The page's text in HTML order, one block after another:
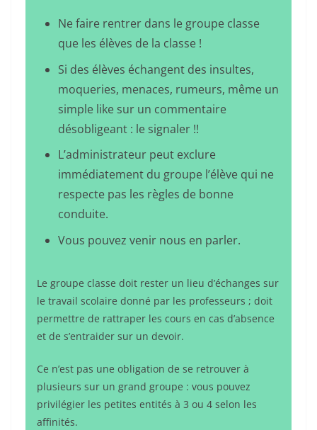
Ne faire rentrer dans le groupe classe
que les élèves de la classe !
Si des élèves échangent des insultes,
moqueries, menaces, rumeurs, même un
simple like sur un commentaire
désobligeant : le signaler !!
L’administrateur peut exclure
immédiatement du groupe l’élève qui ne
respecte pas les règles de bonne
conduite.
Vous pouvez venir nous en parler.
Le groupe classe doit rester un lieu d’échanges sur
le travail scolaire donné par les professeurs ; doit
permettre de rattraper les cours en cas d’absence
et de s’entraider sur un devoir.
Ce n’est pas une obligation de se retrouver à
plusieurs sur un grand groupe : vous pouvez
privilégier les petites entités à 3 ou 4 selon les
affinités.